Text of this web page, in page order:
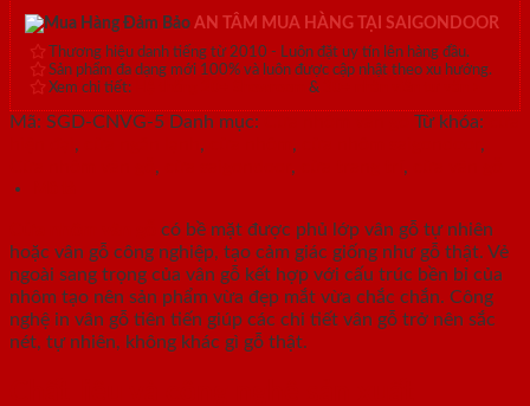
AN TÂM MUA HÀNG TẠI SAIGONDOOR
Thương hiệu danh tiếng từ 2010 - Luôn đặt uy tín lên hàng đầu.
Sản phẩm đa dạng mới 100% và luôn được cập nhật theo xu hướng.
Xem chi tiết:
&
Mã: SGD-CNVG-5 Danh mục: Từ khóa:
, , ,
,
, , ,
có bề mặt được phủ lớp vân gỗ tự nhiên
hoặc vân gỗ công nghiệp, tạo cảm giác giống như gỗ thật. Vẻ
ngoài sang trọng của vân gỗ kết hợp với cấu trúc bền bỉ của
nhôm tạo nên sản phẩm vừa đẹp mắt vừa chắc chắn. Công
nghệ in vân gỗ tiên tiến giúp các chi tiết vân gỗ trở nên sắc
nét, tự nhiên, không khác gì gỗ thật.